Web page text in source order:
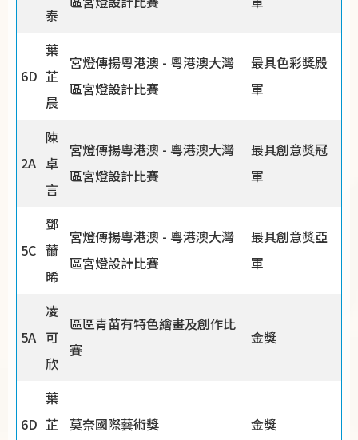
泰
6D
葉
芷
晨
宮燈傳揚粵港澳 - 粵港澳大灣
區宮燈設計比賽
最具色彩獎殿
軍
2A
陳
卓
言
宮燈傳揚粵港澳 - 粵港澳大灣
區宮燈設計比賽
最具創意獎冠
軍
5C
鄧
薾
晞
宮燈傳揚粵港澳 - 粵港澳大灣
區宮燈設計比賽
最具創意獎亞
軍
5A
凌
可
欣
區區青苗有特色繪畫及創作比
賽
金獎
6D
葉
芷
莫奈國際藝術獎 金獎